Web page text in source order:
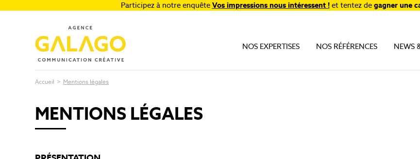
Participez à notre enquête Vos impressions nous intéressent !et tentez de gagner une
NOS EXPERTISES NOS RÉFÉRENCES NEWS
Accueil > Mentions légales
MENTIONS LÉGALES